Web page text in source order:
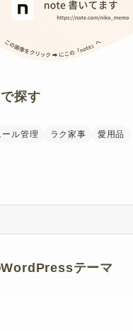
探す
ル管理 ラク家事 愛用品
テーマ